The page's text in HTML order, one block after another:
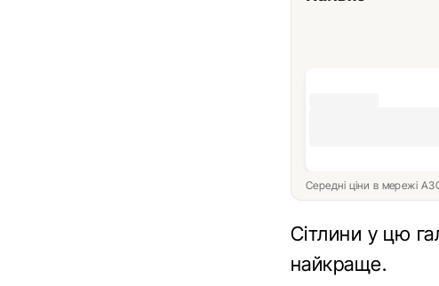
Середні ціни в мережі
Сітлини у цю
найкраще.